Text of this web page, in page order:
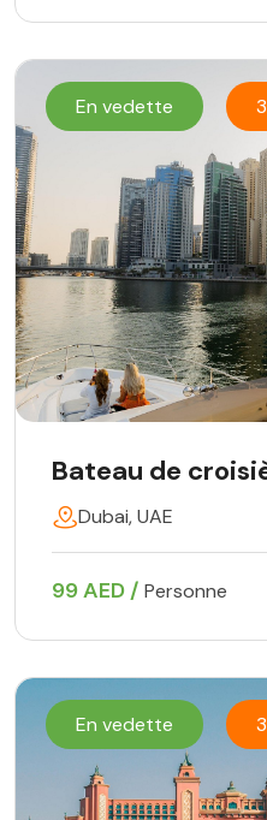
En vedette
Bateau de
Dubai, UAE
99 AED / Personne
En vedette